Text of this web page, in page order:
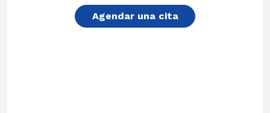
Agendar una cita